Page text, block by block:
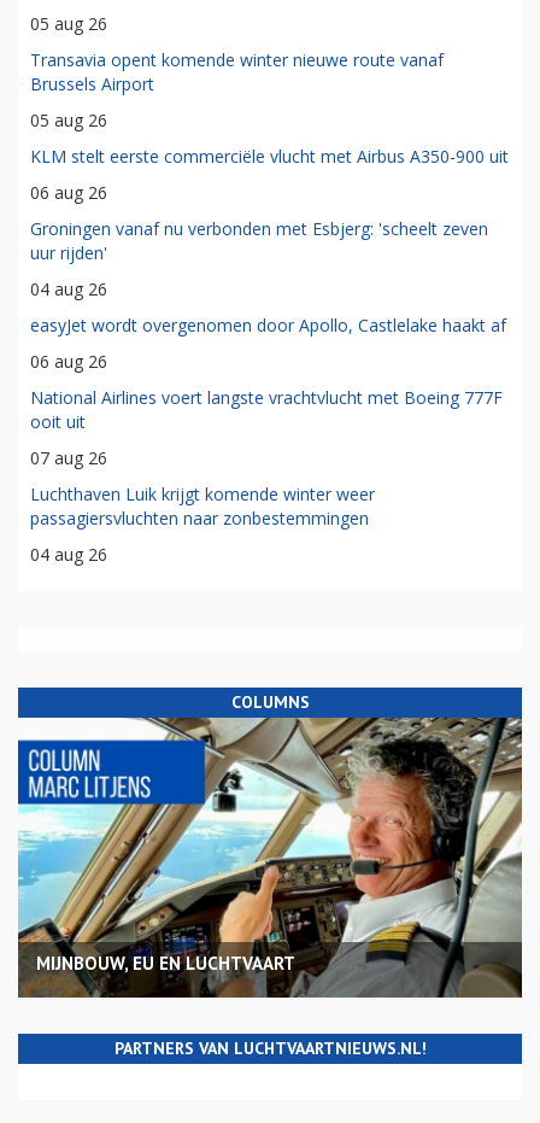
05 aug 26
Transavia opent komende winter nieuwe route vanaf
Brussels Airport
05 aug 26
KLM stelt eerste commerciële vlucht met Airbus A350-900 uit
06 aug 26
Groningen vanaf nu verbonden met Esbjerg: 'scheelt zeven
uur rijden'
04 aug 26
easyJet wordt overgenomen door Apollo, Castlelake haakt af
06 aug 26
National Airlines voert langste vrachtvlucht met Boeing 777F
ooit uit
07 aug 26
Luchthaven Luik krijgt komende winter weer
passagiersvluchten naar zonbestemmingen
04 aug 26
COLUMNS
MIJNBOUW, EU EN LUCHTVAART
PARTNERS VAN LUCHTVAARTNIEUWS.NL!